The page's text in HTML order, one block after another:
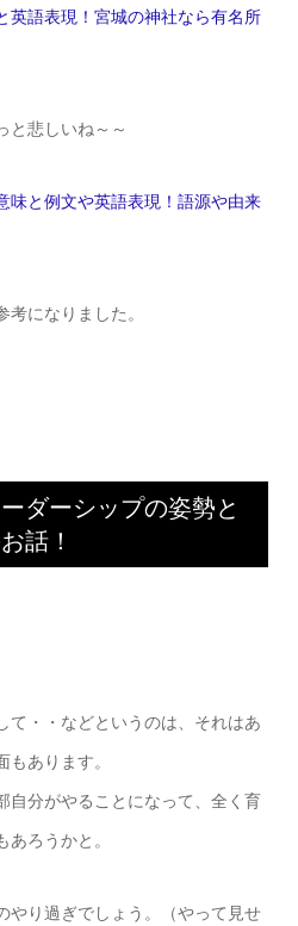
英語表現！宮城の神社なら有名所
と悲しいね～～
味と例文や英語表現！語源や由来
になりました。
ダーシップの姿勢と
話！
て・・などというのは、それはあ
あります。
自分がやることになって、全く育
ろうかと。
やり過ぎでしょう。（やって見せ